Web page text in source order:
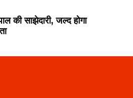
की साझेदारी, जल्द होगा